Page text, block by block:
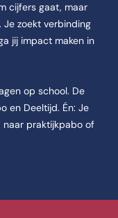
aangeboden aan
onder Pabo &
van het type Bachelor.
aangeboden als
cijfers gaat, maar
Je zoekt verbinding
jij impact maken in
op school. De
en Deeltijd. Én: Je
naar praktijkpabo of